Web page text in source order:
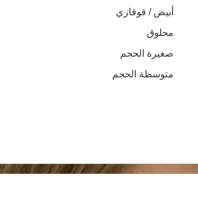
أبيض / قوقازي
محلوق
صغيرة الحجم
متوسطة الحجم